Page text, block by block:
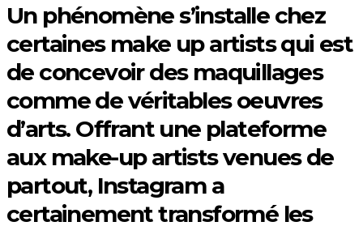
Un phénomène s’installe chez
certaines make up artists qui est
de concevoir des maquillages
comme de véritables oeuvres
d’arts. Offrant une plateforme
aux make-up artists venues de
partout, Instagram a
certainement transformé les